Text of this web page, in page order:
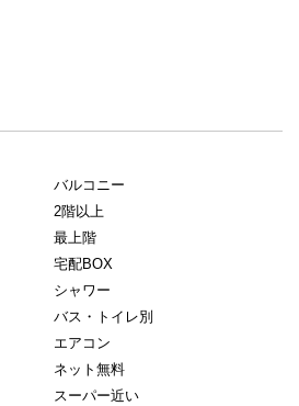
バルコニー
2階以上
最上階
宅配BOX
シャワー
バス・トイレ別
エアコン
ネット無料
スーパー近い